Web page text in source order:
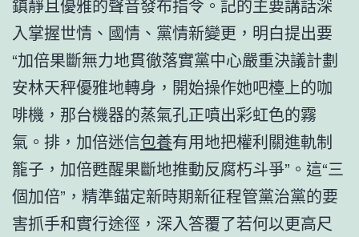
鎮靜且優雅的聲音發布指令。記的主要講話深
入掌握世情、國情、黨情新變更，明白提出要
“加倍果斷無力地貫徹落實黨中心嚴重決議計劃
安林天秤優雅地轉身，開始操作她吧檯上的咖
啡機，那台機器的蒸氣孔正噴出彩虹色的霧
氣。排，加倍迷信包養有用地把權利關進軌制
籠子，加倍甦醒果斷地推動反腐朽斗爭”。這“三
個加倍”，精準錨定新時期新征程管黨治黨的要
害抓手和實行途徑，深入答覆了若何以更高尺